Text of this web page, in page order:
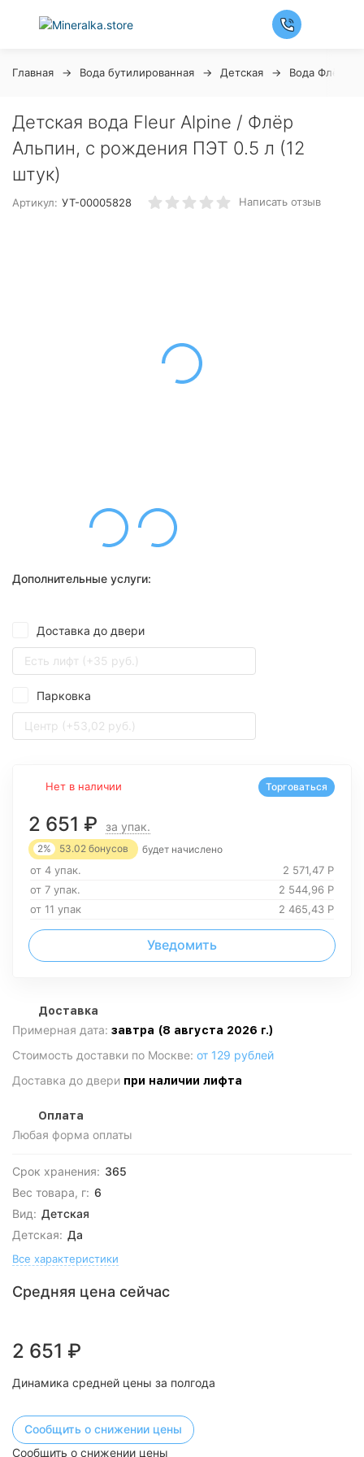
Главная Вода бутилированная Детская Вода Флёр
Детская вода Fleur Alpine / Флёр
Альпин, с рождения ПЭТ 0.5 л (12
штук)
Артикул: УТ-00005828 Написать отзыв
Дополнительные услуги:
Доставка до двери
Есть лифт (+35 руб.)
Парковка
Центр (+53,02 руб.)
Нет в наличии
2 651 ₽ за упак.
2% 53.02 бонусов будет начислено
от 4 упак. 2 571,47 Р
от 7 упак.
2 544,96 Р
от 11 упак
2 465,43 Р
Уведомить
Торговаться
Доставка
Примерная дата: завтра (8 августа 2026 г.)
Стоимость доставки по Москве: от 129 рублей
Доставка до двери при наличии лифта
Оплата
Любая форма оплаты
Срок хранения: 365
Вес товара, г: 6
Вид: Детская
Детская: Да
Все характеристики
Средняя цена сейчас
2 651 ₽
Динамика средней цены за полгода
Сообщить о снижении цены
Сообщить о снижении цены